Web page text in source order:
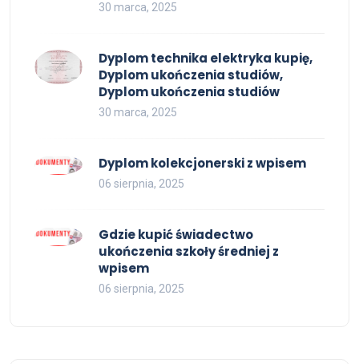
30 marca, 2025
Dyplom technika elektryka kupię,
Dyplom ukończenia studiów,
Dyplom ukończenia studiów
30 marca, 2025
Dyplom kolekcjonerski z wpisem
06 sierpnia, 2025
Gdzie kupić świadectwo
ukończenia szkoły średniej z
wpisem
06 sierpnia, 2025